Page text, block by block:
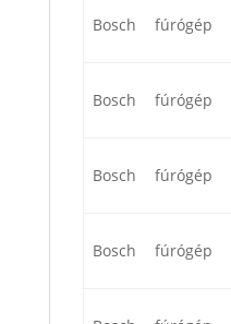
Bosch fúrógép
Bosch fúrógép
Bosch fúrógép
Bosch fúrógép